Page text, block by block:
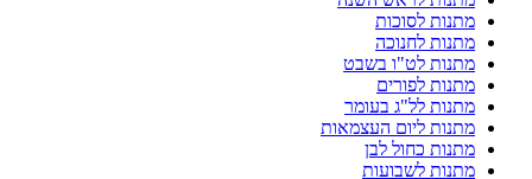
מתנות לסוכות
מתנות לחנוכה
מתנות לט"ו בשבט
מתנות לפורים
מתנות לל"ג בעומר
מתנות ליום העצמאות
מתנות כחול לבן
מתנות לשבועות